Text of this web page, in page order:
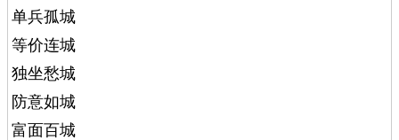
单兵孤城
等价连城
独坐愁城
防意如城
富面百城